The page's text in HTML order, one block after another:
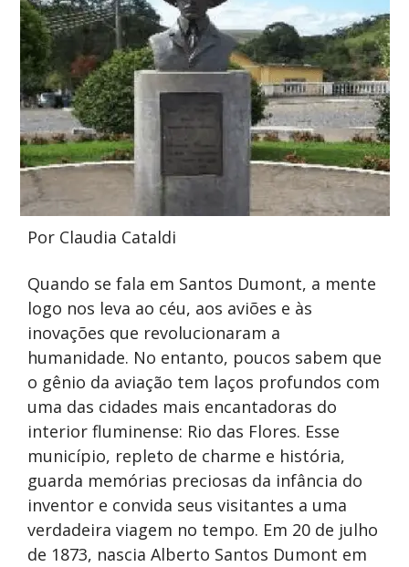
Por Claudia Cataldi
Quando se fala em Santos Dumont, a mente
logo nos leva ao céu, aos aviões e às
inovações que revolucionaram a
humanidade. No entanto, poucos sabem que
o gênio da aviação tem laços profundos com
uma das cidades mais encantadoras do
interior fluminense: Rio das Flores. Esse
município, repleto de charme e história,
guarda memórias preciosas da infância do
inventor e convida seus visitantes a uma
verdadeira viagem no tempo. Em 20 de julho
de 1873, nascia Alberto Santos Dumont em